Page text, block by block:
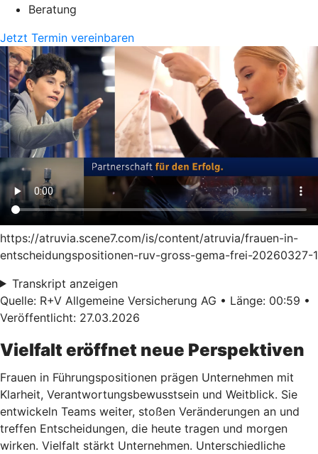
Beratung
Jetzt Termin vereinbaren
https://atruvia.scene7.com/is/content/atruvia/frauen-in-
entscheidungspositionen-ruv-gross-gema-frei-20260327-1
Transkript anzeigen
Quelle: R+V Allgemeine Versicherung AG • Länge: 00:59 •
Veröffentlicht: 27.03.2026
Vielfalt eröffnet neue Perspektiven
Frauen in Führungspositionen prägen Unternehmen mit
Klarheit, Verantwortungsbewusstsein und Weitblick. Sie
entwickeln Teams weiter, stoßen Veränderungen an und
treffen Entscheidungen, die heute tragen und morgen
wirken. Vielfalt stärkt Unternehmen. Unterschiedliche